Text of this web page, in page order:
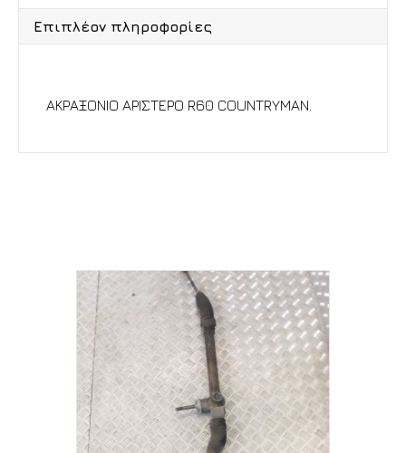
Επιπλέον πληροφορίες
ΑΚΡΑΞΟΝΙΟ ΑΡΙΣΤΕΡΟ R60 COUNTRYMAN.